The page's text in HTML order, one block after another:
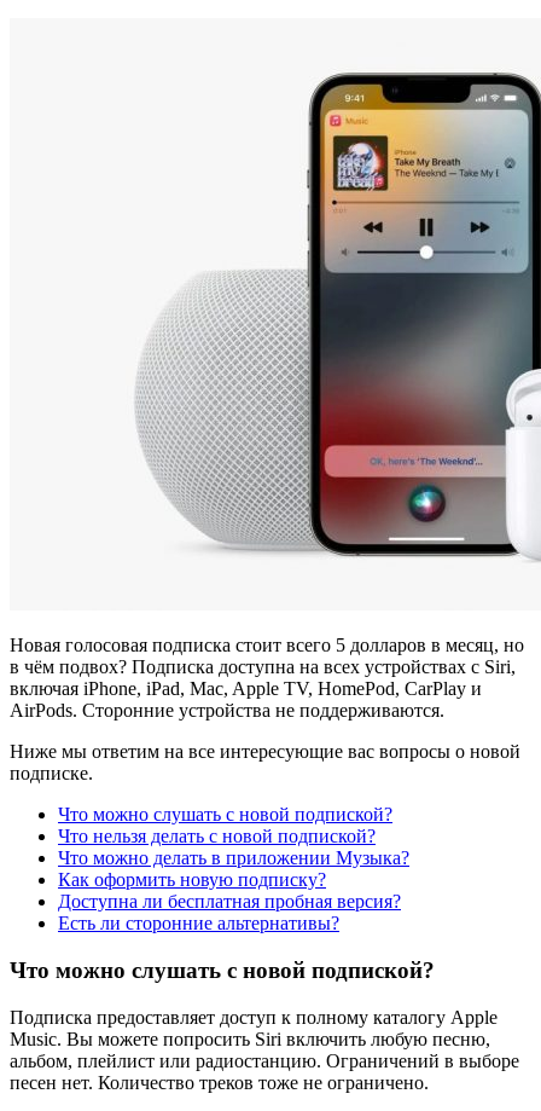
Новая голосовая подписка стоит всего 5 долларов в месяц, но
в чём подвох? Подписка доступна на всех устройствах с Siri,
включая iPhone, iPad, Mac, Apple TV, HomePod, CarPlay и
AirPods. Сторонние устройства не поддерживаются.
Ниже мы ответим на все интересующие вас вопросы о новой
подписке.
Что можно слушать с новой подпиской?
Что нельзя делать с новой подпиской?
Что можно делать в приложении Музыка?
Как оформить новую подписку?
Доступна ли бесплатная пробная версия?
Есть ли сторонние альтернативы?
Что можно слушать с новой подпиской?
Подписка предоставляет доступ к полному каталогу Apple
Music. Вы можете попросить Siri включить любую песню,
альбом, плейлист или радиостанцию. Ограничений в выборе
песен нет. Количество треков тоже не ограничено.